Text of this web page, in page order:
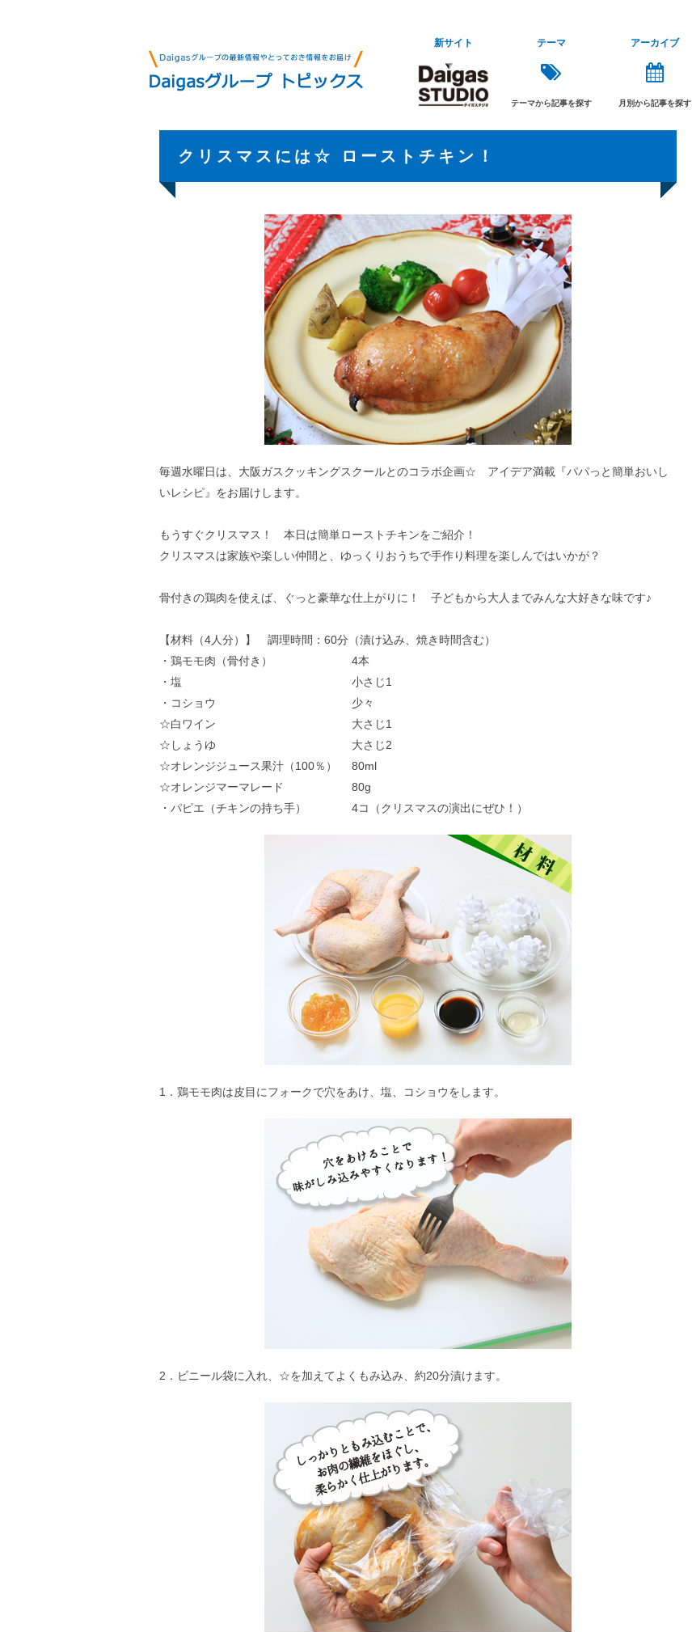
新サイト テーマ
テーマから記事を探す
アーカイブ
月別から記事を探す
クリスマスには☆ ローストチキン！
毎週水曜日は、大阪ガスクッキングスクールとのコラボ企画☆ アイデア満載『パパっと簡単おいし
いレシピ』をお届けします。
もうすぐクリスマス！ 本日は簡単ローストチキンをご紹介！
クリスマスは家族や楽しい仲間と、ゆっくりおうちで手作り料理を楽しんではいかが？
骨付きの鶏肉を使えば、ぐっと豪華な仕上がりに！ 子どもから大人までみんな大好きな味です♪
【材料（4人分）】 調理時間：60分（漬け込み、焼き時間含む）
・鶏モモ肉（骨付き） 4本
・塩 小さじ1
・コショウ 少々
☆白ワイン 大さじ1
☆しょうゆ 大さじ2
☆オレンジジュース果汁（100％） 80ml
☆オレンジマーマレード 80g
・パピエ（チキンの持ち手） 4コ（クリスマスの演出にぜひ！）
1．鶏モモ肉は皮目にフォークで穴をあけ、塩、コショウをします。
2．ビニール袋に入れ、☆を加えてよくもみ込み、約20分漬けます。